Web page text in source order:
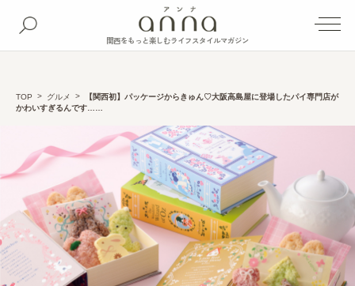
関西をもっと楽しむライフスタイルマガジン
TOP グルメ
【関西初】パッケージからきゅん♡大阪高島屋に登場したパイ専門店が
かわいすぎるんです……